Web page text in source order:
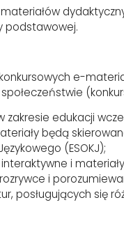
podstawowej.
e-
edukacji
będą
(ESOKJ);
i
i
posługujących się